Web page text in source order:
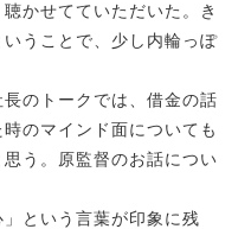
かせてていただいた。き
うことで、少し内輪っぽ
のトークでは、借金の話
のマインド面についても
う。原監督のお話につい
という言葉が印象に残